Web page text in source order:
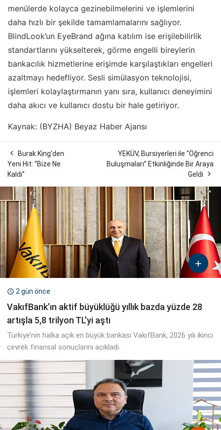
menülerde kolayca gezinebilmelerini ve işlemlerini
daha hızlı bir şekilde tamamlamalarını sağlıyor.
BlindLook’un EyeBrand ağına katılım ise erişilebilirlik
standartlarını yükselterek, görme engelli bireylerin
bankacılık hizmetlerine erişimde karşılaştıkları engelleri
azaltmayı hedefliyor. Sesli simülasyon teknolojisi,
işlemleri kolaylaştırmanın yanı sıra, kullanıcı deneyimini
daha akıcı ve kullanıcı dostu bir hale getiriyor.
Kaynak: (BYZHA) Beyaz Haber Ajansı

Burak King’den
Yeni Hit: “Bize Ne
Kaldı”
YEKÜV, Bursiyerleri ile “Öğrenci
Buluşmaları” Etkinliğinde Bir Araya
Geldi


 2 gün önce
VakıfBank’ın aktif büyüklüğü yıllık bazda yüzde 28
artışla 5,8 trilyon TL’yi aştı
Türkiye’nin halka açık en büyük bankası VakıfBank, 2026 yılı ikinci
çeyrek finansal sonuçlarını açıkladı.